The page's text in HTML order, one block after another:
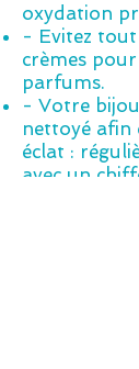
oxydation
- Evitez tout
crèmes
parfums.
- Votre
nettoyé afin
éclat :
avec un